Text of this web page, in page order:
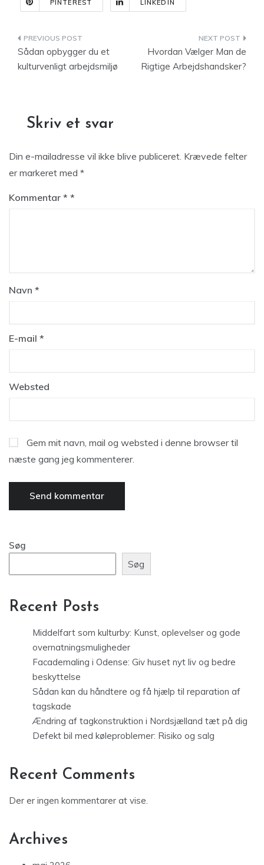
PINTEREST LINKEDIN
Indlægsnavigation
Sådan opbygger du et
kulturvenligt arbejdsmiljø
Hvordan Vælger Man de
Rigtige Arbejdshandsker?
Skriv et svar
Din e-mailadresse vil ikke blive publiceret. Krævede felter
er markeret med *
Kommentar *
Navn *
E-mail *
Websted
Gem mit navn, mail og websted i denne browser til
næste gang jeg kommenterer.
Søg
Søg
Recent Posts
Middelfart som kulturby: Kunst, oplevelser og gode
overnatningsmuligheder
Facademaling i Odense: Giv huset nyt liv og bedre
beskyttelse
Sådan kan du håndtere og få hjælp til reparation af
tagskade
Ændring af tagkonstruktion i Nordsjælland tæt på dig
Defekt bil med køleproblemer: Risiko og salg
Recent Comments
Der er ingen kommentarer at vise.
Archives